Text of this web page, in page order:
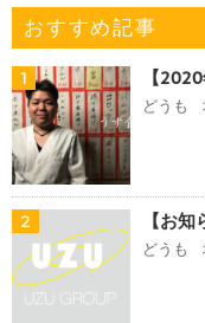
おすすめ記事
1 【
どうも
2 【お
どうも